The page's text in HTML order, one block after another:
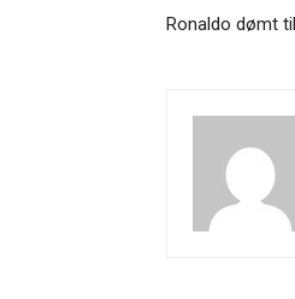
Ronaldo dømt